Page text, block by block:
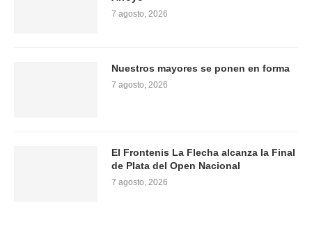
7 agosto, 2026
Nuestros mayores se ponen en forma
7 agosto, 2026
El Frontenis La Flecha alcanza la Final
de Plata del Open Nacional
7 agosto, 2026